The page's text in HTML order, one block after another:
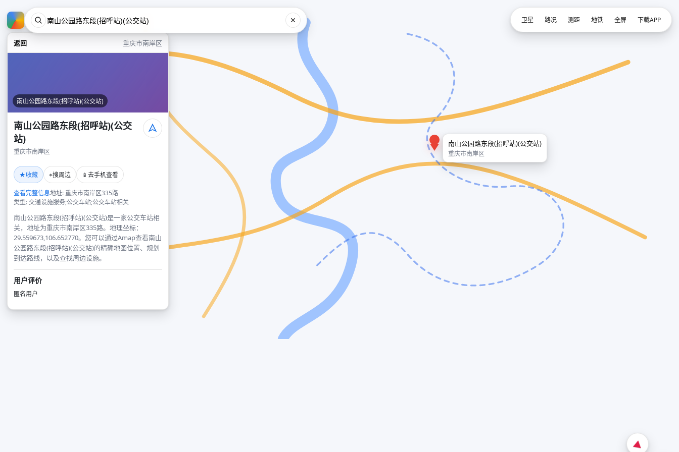
返回 重庆市南岸区
南山公园路东段(招呼站)(公交站)
南山公园路东段(招呼站)(公交
站)
重庆市南岸区
★收藏 ⌖搜周边 📱 去手机查看
查看完整信息地址: 重庆市南岸区335路
类型: 交通设施服务;公交车站;公交车站相关
南山公园路东段(招呼站)(公交站)是一家公交车站相
关，地址为重庆市南岸区335路。地理坐标：
29.559673,106.652770。您可以通过Amap查看南山
公园路东段(招呼站)(公交站)的精确地图位置、规划
到达路线，以及查找周边设施。
用户评价
匿名用户
南山公园路东段(招呼站)(公交站)
重庆市南岸区
卫星 路况 测距 地铁 全屏 下载APP